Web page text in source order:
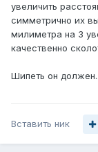
увеличить
симметрично их
милиметра на 3
качественно
Шипеть он
Вставить ник